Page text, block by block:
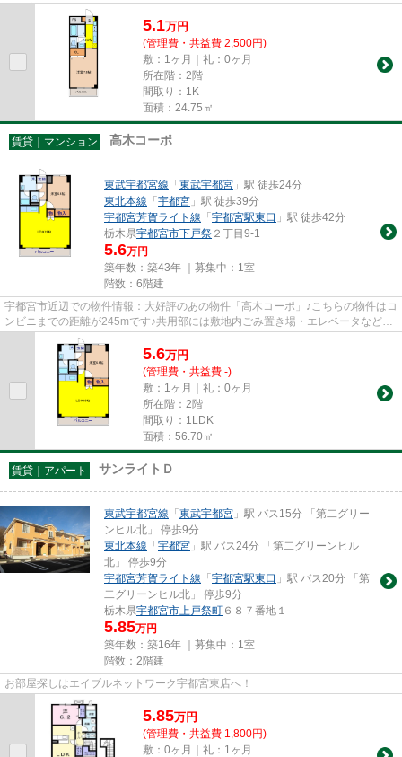
も快適です☆地域のゴミ捨て場ま...
5.1万円
(管理費・共益費 2,500円)
敷：1ヶ月｜礼：0ヶ月
所在階：2階
間取り：1K
面積：24.75㎡
賃貸｜マンション 高木コーポ
東武宇都宮線 「東武宇都宮 」駅 徒歩24分
東北本線 「宇都宮 」駅 徒歩39分
宇都宮芳賀ライト線 「宇都宮駅東口 」駅 徒歩42分
栃木県宇都宮市下戸祭 ２丁目9-1
5.6万円
築年数：築43年 ｜募集中： 1室
階数：6階建
宇都宮市近辺での物件情報：大好評のあの物件「高木コーポ」♪こちらの物件はコ
ンビニまでの距離が245mです♪共用部には敷地内ごみ置き場・エレベータなどが
揃っております♪こちらは初期...
5.6万円
(管理費・共益費 -)
敷：1ヶ月｜礼：0ヶ月
所在階：2階
間取り：1LDK
面積：56.70㎡
賃貸｜アパート サンライトＤ
東武宇都宮線 「東武宇都宮 」駅 バス15分 「第二グリー
ンヒル北」 停歩9分
東北本線 「宇都宮 」駅 バス24分 「第二グリーンヒル
北」 停歩9分
宇都宮芳賀ライト線 「宇都宮駅東口 」駅 バス20分 「第
二グリーンヒル北」 停歩9分
栃木県宇都宮市 上戸祭町 ６８７番地１
5.85万円
築年数：築16年 ｜募集中： 1室
階数：2階建
お部屋探しはエイブルネットワーク宇都宮東店へ！
5.85万円
(管理費・共益費 1,800円)
敷：0ヶ月｜礼：1ヶ月